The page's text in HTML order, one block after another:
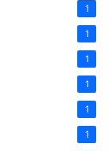
1
1
1
1
1
1